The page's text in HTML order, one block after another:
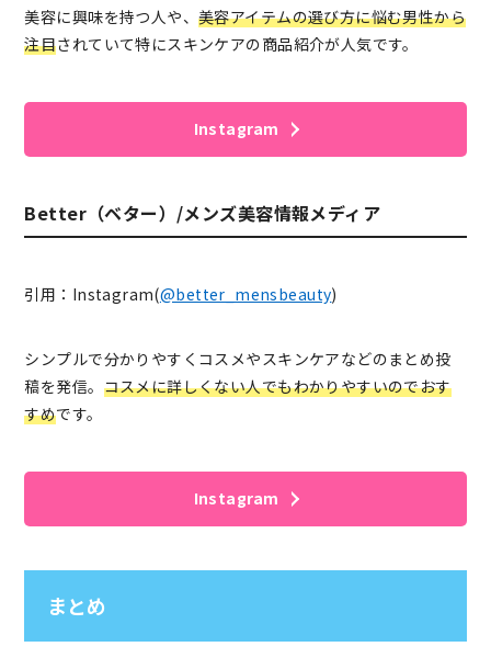
美容に興味を持つ人や、美容アイテムの選び方に悩む男性から
注目されていて特にスキンケアの商品紹介が人気です。
Instagram
Better（ベター）/メンズ美容情報メディア
引用：Instagram(@better_mensbeauty)
シンプルで分かりやすくコスメやスキンケアなどのまとめ投
稿を発信。 コスメに詳しくない人でもわかりやすいのでおす
すめです。
Instagram
まとめ